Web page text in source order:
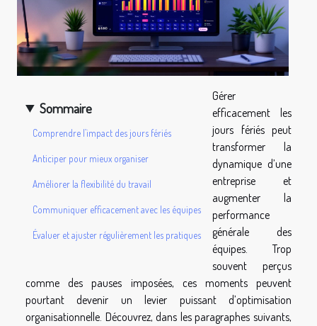
Sommaire
Comprendre l’impact des jours fériés
Anticiper pour mieux organiser
Améliorer la flexibilité du travail
Communiquer efficacement avec les équipes
Évaluer et ajuster régulièrement les pratiques
Gérer
efficacement les
jours fériés peut
transformer la
dynamique d’une
entreprise et
augmenter la
performance
générale des
équipes. Trop
souvent perçus
comme des pauses imposées, ces moments peuvent
pourtant devenir un levier puissant d’optimisation
organisationnelle. Découvrez, dans les paragraphes suivants,